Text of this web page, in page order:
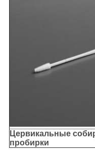
Цервикальные
пробирки